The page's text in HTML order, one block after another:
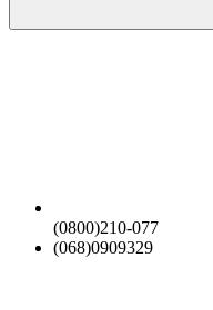
(0800)210-077
(068)0909329